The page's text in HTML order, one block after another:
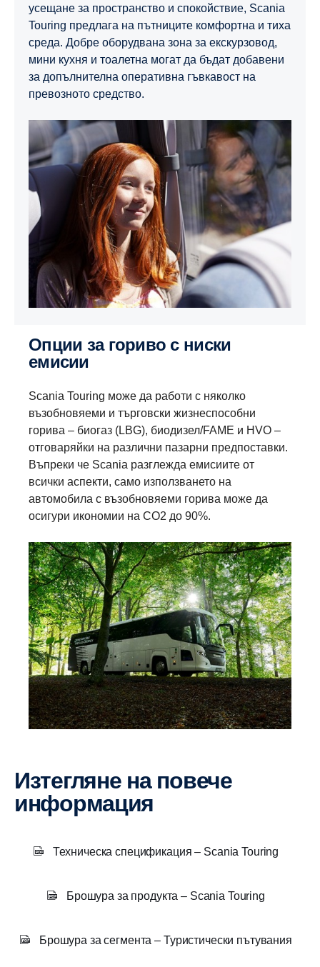
усещане за пространство и спокойствие, Scania
Touring предлага на пътниците комфортна и тиха
среда. Добре оборудвана зона за екскурзовод,
мини кухня и тоалетна могат да бъдат добавени
за допълнителна оперативна гъвкавост на
превозното средство.
Опции за гориво с ниски
емисии
Scania Touring може да работи с няколко
възобновяеми и търговски жизнеспособни
горива – биогаз (LBG), биодизел/FAME и HVO –
отговаряйки на различни пазарни предпоставки.
Въпреки че Scania разглежда емисиите от
всички аспекти, само използването на
автомобила с възобновяеми горива може да
осигури икономии на CO2 до 90%.
Изтегляне на повече
информация
Техническа спецификация – Scania Touring
Брошура за продукта – Scania Touring
Брошура за сегмента – Туристически пътувания